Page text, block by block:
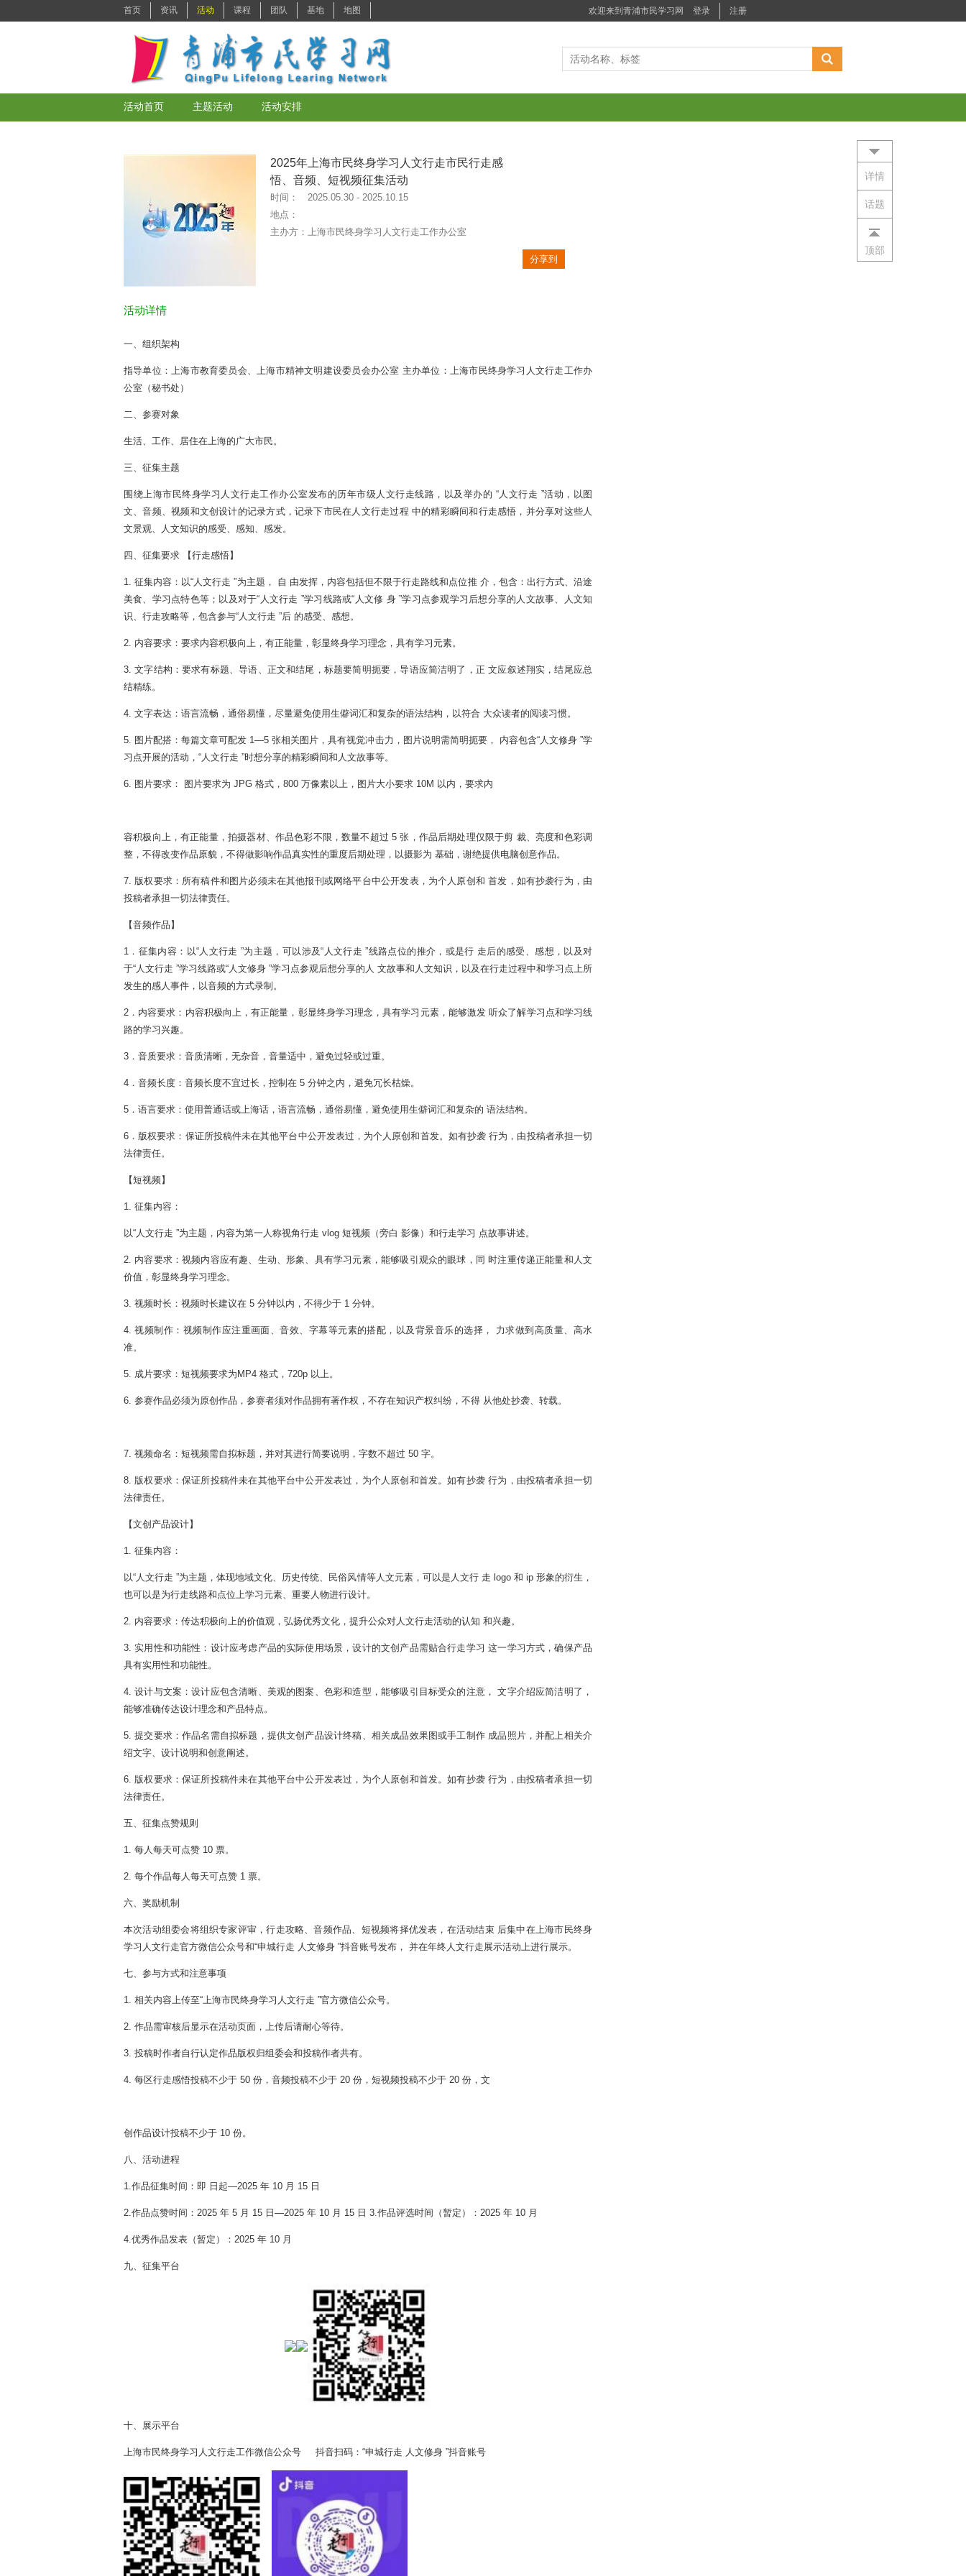
详情
话题
顶部
2025年上海市民终身学习人文行走市民行走感
悟、音频、短视频征集活动
时间：
2025.05.30 - 2025.10.15
地点：
主办方： 上海市民终身学习人文行走工作办公室
分享到
活动详情
一、组织架构
指导单位：上海市教育委员会、上海市精神文明建设委员会办公室 主办单位：上海市民终身学习人文行走工作办
公室（秘书处）
二、参赛对象
生活、工作、居住在上海的广大市民。
三、征集主题
围绕上海市民终身学习人文行走工作办公室发布的历年市级人文行走线路，以及举办的 “人文行走 ”活动，以图
文、音频、视频和文创设计的记录方式，记录下市民在人文行走过程 中的精彩瞬间和行走感悟，并分享对这些人
文景观、人文知识的感受、感知、感发。
四、征集要求 【行走感悟】
1. 征集内容：以“人文行走 ”为主题， 自 由发挥，内容包括但不限于行走路线和点位推 介，包含：出行方式、沿途
美食、学习点特色等；以及对于“人文行走 ”学习线路或“人文修 身 ”学习点参观学习后想分享的人文故事、人文知
识、行走攻略等，包含参与“人文行走 ”后 的感受、感想。
2. 内容要求：要求内容积极向上，有正能量，彰显终身学习理念，具有学习元素。
3. 文字结构：要求有标题、导语、正文和结尾，标题要简明扼要，导语应简洁明了，正 文应叙述翔实，结尾应总
结精练。
4. 文字表达：语言流畅，通俗易懂，尽量避免使用生僻词汇和复杂的语法结构，以符合 大众读者的阅读习惯。
5. 图片配搭：每篇文章可配发 1—5 张相关图片，具有视觉冲击力，图片说明需简明扼要， 内容包含“人文修身 ”学
习点开展的活动，“人文行走 ”时想分享的精彩瞬间和人文故事等。
6. 图片要求： 图片要求为 JPG 格式，800 万像素以上，图片大小要求 10M 以内，要求内
容积极向上，有正能量，拍摄器材、作品色彩不限，数量不超过 5 张，作品后期处理仅限于剪 裁、亮度和色彩调
整，不得改变作品原貌，不得做影响作品真实性的重度后期处理，以摄影为 基础，谢绝提供电脑创意作品。
7. 版权要求：所有稿件和图片必须未在其他报刊或网络平台中公开发表，为个人原创和 首发，如有抄袭行为，由
投稿者承担一切法律责任。
【音频作品】
1．征集内容：以“人文行走 ”为主题，可以涉及“人文行走 ”线路点位的推介，或是行 走后的感受、感想，以及对
于“人文行走 ”学习线路或“人文修身 ”学习点参观后想分享的人 文故事和人文知识，以及在行走过程中和学习点上所
发生的感人事件，以音频的方式录制。
2．内容要求：内容积极向上，有正能量，彰显终身学习理念，具有学习元素，能够激发 听众了解学习点和学习线
路的学习兴趣。
3．音质要求：音质清晰，无杂音，音量适中，避免过轻或过重。
4．音频长度：音频长度不宜过长，控制在 5 分钟之内，避免冗长枯燥。
5．语言要求：使用普通话或上海话，语言流畅，通俗易懂，避免使用生僻词汇和复杂的 语法结构。
6．版权要求：保证所投稿件未在其他平台中公开发表过，为个人原创和首发。如有抄袭 行为，由投稿者承担一切
法律责任。
【短视频】
1. 征集内容：
以“人文行走 ”为主题，内容为第一人称视角行走 vlog 短视频（旁白 影像）和行走学习 点故事讲述。
2. 内容要求：视频内容应有趣、生动、形象、具有学习元素，能够吸引观众的眼球，同 时注重传递正能量和人文
价值，彰显终身学习理念。
3. 视频时长：视频时长建议在 5 分钟以内，不得少于 1 分钟。
4. 视频制作：视频制作应注重画面、音效、字幕等元素的搭配，以及背景音乐的选择， 力求做到高质量、高水
准。
5. 成片要求：短视频要求为MP4 格式，720p 以上。
6. 参赛作品必须为原创作品，参赛者须对作品拥有著作权，不存在知识产权纠纷，不得 从他处抄袭、转载。
7. 视频命名：短视频需自拟标题，并对其进行简要说明，字数不超过 50 字。
8. 版权要求：保证所投稿件未在其他平台中公开发表过，为个人原创和首发。如有抄袭 行为，由投稿者承担一切
法律责任。
【文创产品设计】
1. 征集内容：
以“人文行走 ”为主题，体现地域文化、历史传统、民俗风情等人文元素，可以是人文行 走 logo 和 ip 形象的衍生，
也可以是为行走线路和点位上学习元素、重要人物进行设计。
2. 内容要求：传达积极向上的价值观，弘扬优秀文化，提升公众对人文行走活动的认知 和兴趣。
3. 实用性和功能性：设计应考虑产品的实际使用场景，设计的文创产品需贴合行走学习 这一学习方式，确保产品
具有实用性和功能性。
4. 设计与文案：设计应包含清晰、美观的图案、色彩和造型，能够吸引目标受众的注意， 文字介绍应简洁明了，
能够准确传达设计理念和产品特点。
5. 提交要求：作品名需自拟标题，提供文创产品设计终稿、相关成品效果图或手工制作 成品照片，并配上相关介
绍文字、设计说明和创意阐述。
6. 版权要求：保证所投稿件未在其他平台中公开发表过，为个人原创和首发。如有抄袭 行为，由投稿者承担一切
法律责任。
五、征集点赞规则
1. 每人每天可点赞 10 票。
2. 每个作品每人每天可点赞 1 票。
六、奖励机制
本次活动组委会将组织专家评审，行走攻略、音频作品、短视频将择优发表，在活动结束 后集中在上海市民终身
学习人文行走官方微信公众号和“申城行走 人文修身 ”抖音账号发布， 并在年终人文行走展示活动上进行展示。
七、参与方式和注意事项
1. 相关内容上传至“上海市民终身学习人文行走 ”官方微信公众号。
2. 作品需审核后显示在活动页面，上传后请耐心等待。
3. 投稿时作者自行认定作品版权归组委会和投稿作者共有。
4. 每区行走感悟投稿不少于 50 份，音频投稿不少于 20 份，短视频投稿不少于 20 份，文
创作品设计投稿不少于 10 份。
八、活动进程
1.作品征集时间：即 日起—2025 年 10 月 15 日
2.作品点赞时间：2025 年 5 月 15 日—2025 年 10 月 15 日 3.作品评选时间（暂定）：2025 年 10 月
4.优秀作品发表（暂定）：2025 年 10 月
九、征集平台
十、展示平台
上海市民终身学习人文行走工作微信公众号 抖音扫码：“申城行走 人文修身 ”抖音账号